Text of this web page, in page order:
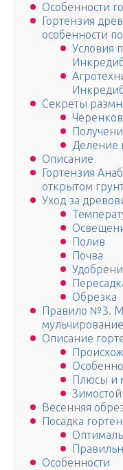
Особенности
Гортензия
особенности
Условия
Секреты
Деление
Описание
Гортензия
открытом
Уход за
Полив
Почва
Обрезка
Правило №3.
Описание
Плюсы и
Весенняя
Посадка
Особенности